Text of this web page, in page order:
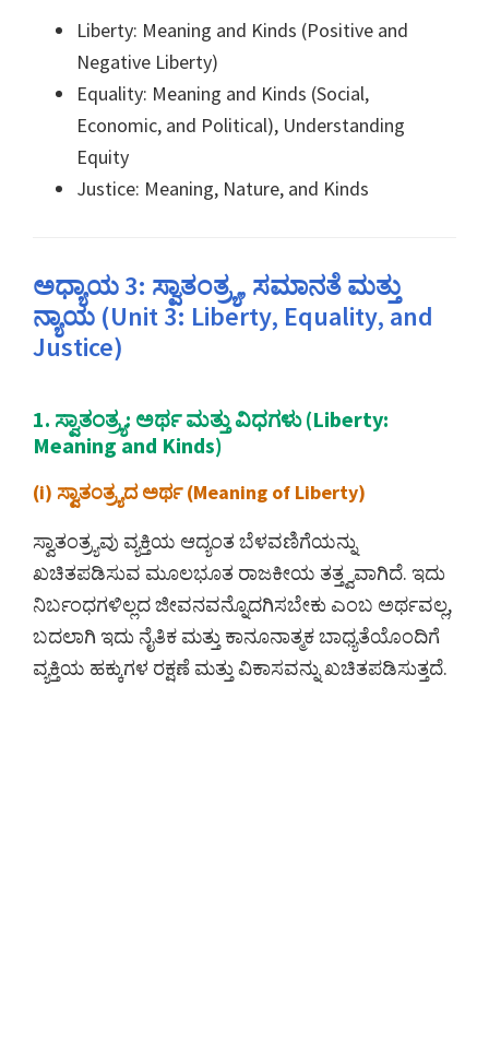
Liberty: Meaning and Kinds (Positive and
Negative Liberty)
Equality: Meaning and Kinds (Social,
Economic, and Political), Understanding
Equity
Justice: Meaning, Nature, and Kinds
ಅಧ್ಯಾಯ 3: ಸ್ವಾತಂತ್ರ್ಯ, ಸಮಾನತೆ ಮತ್ತು
ನ್ಯಾಯ (Unit 3: Liberty, Equality, and
Justice)
1. ಸ್ವಾತಂತ್ರ್ಯ: ಅರ್ಥ ಮತ್ತು ವಿಧಗಳು (Liberty:
Meaning and Kinds)
(i) ಸ್ವಾತಂತ್ರ್ಯದ ಅರ್ಥ (Meaning of Liberty)
ಸ್ವಾತಂತ್ರ್ಯವು ವ್ಯಕ್ತಿಯ ಆದ್ಯಂತ ಬೆಳವಣಿಗೆಯನ್ನು
ಖಚಿತಪಡಿಸುವ ಮೂಲಭೂತ ರಾಜಕೀಯ ತತ್ತ್ವವಾಗಿದೆ. ಇದು
ನಿರ್ಬಂಧಗಳಿಲ್ಲದ ಜೀವನವನ್ನೊದಗಿಸಬೇಕು ಎಂಬ ಅರ್ಥವಲ್ಲ,
ಬದಲಾಗಿ ಇದು ನೈತಿಕ ಮತ್ತು ಕಾನೂನಾತ್ಮಕ ಬಾಧ್ಯತೆಯೊಂದಿಗೆ
ವ್ಯಕ್ತಿಯ ಹಕ್ಕುಗಳ ರಕ್ಷಣೆ ಮತ್ತು ವಿಕಾಸವನ್ನು ಖಚಿತಪಡಿಸುತ್ತದೆ.